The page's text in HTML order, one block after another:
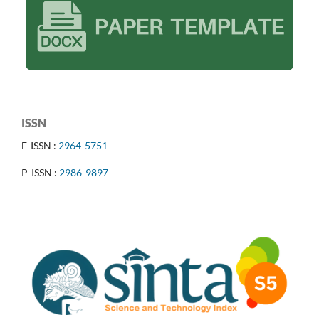
ISSN
E-ISSN : 2964-5751
P-ISSN : 2986-9897